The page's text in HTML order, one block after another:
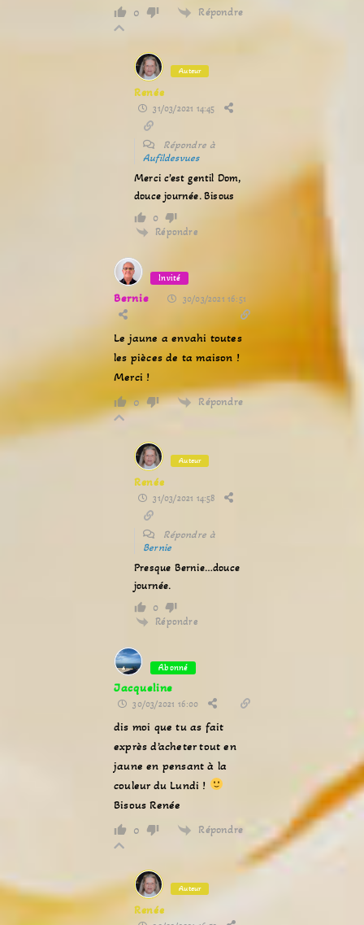
0 Répondre
Auteur
Renée
31/03/2021 14:45
Répondre à
Aufildesvues
Merci c’est gentil Dom,
douce journée. Bisous
0
Répondre
Invité
Bernie 30/03/2021 16:51
Le jaune a envahi toutes
les pièces de ta maison !
Merci !
0 Répondre
Auteur
Renée
31/03/2021 14:58
Répondre à
Bernie
Presque Bernie…douce
journée.
0
Répondre
Abonné
Jacqueline
30/03/2021 16:00
dis moi que tu as fait
exprès d’acheter tout en
jaune en pensant à la
couleur du Lundi !
Bisous Renée
0 Répondre
Auteur
Renée